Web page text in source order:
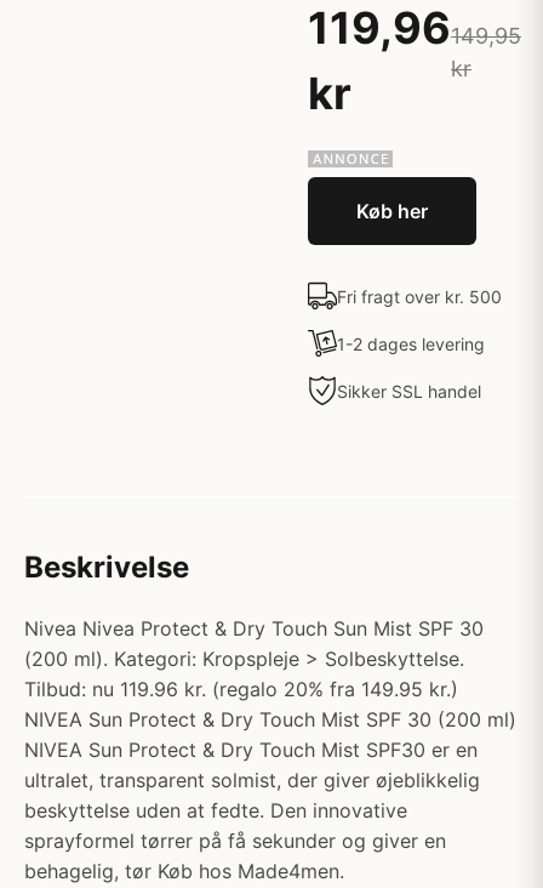
119,96
kr
149,95
kr
Køb her
Fri fragt over kr. 500
1-2 dages levering
Sikker SSL handel
Beskrivelse
Nivea Nivea Protect & Dry Touch Sun Mist SPF 30
(200 ml). Kategori: Kropspleje > Solbeskyttelse.
Tilbud: nu 119.96 kr. (regalo 20% fra 149.95 kr.)
NIVEA Sun Protect & Dry Touch Mist SPF 30 (200 ml)
NIVEA Sun Protect & Dry Touch Mist SPF30 er en
ultralet, transparent solmist, der giver øjeblikkelig
beskyttelse uden at fedte. Den innovative
sprayformel tørrer på få sekunder og giver en
behagelig, tør Køb hos Made4men.